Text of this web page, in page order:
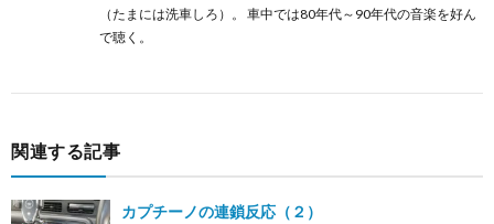
（たまには洗車しろ）。 車中では80年代～90年代の音楽を好ん
で聴く。
関連する記事
カプチーノの連鎖反応（２）